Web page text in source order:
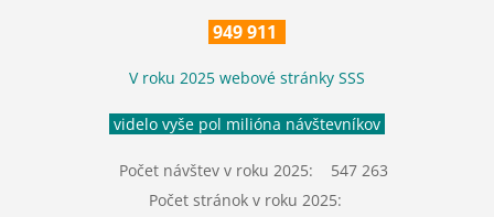
949 911
V roku 2025 webové stránky SSS
videlo vyše pol milióna návštevníkov
Počet návštev v roku 2025: 547 263
Počet stránok v roku 2025: